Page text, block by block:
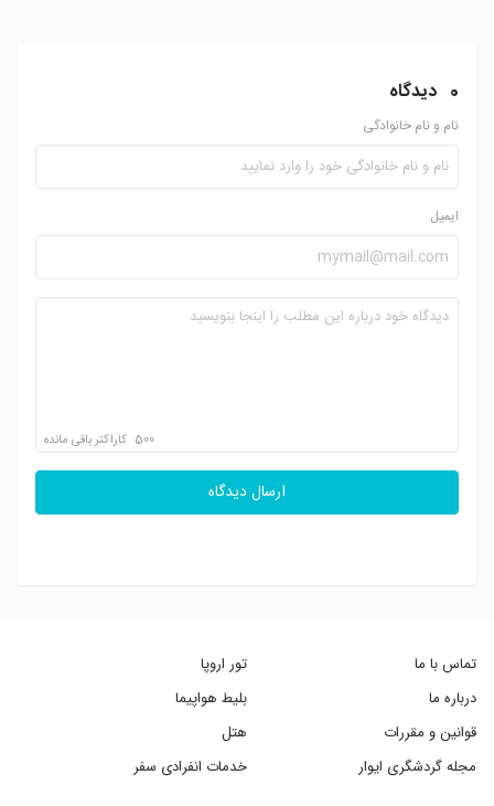
0 دیدگاه
نام و نام خانوادگی
ایمیل
500 کاراکتر باقی مانده
ارسال دیدگاه
تماس با ما
درباره ما
قوانین و مقررات
مجله گردشگری ایوار
تور اروپا
بلیط هواپیما
هتل
خدمات انفرادی سفر